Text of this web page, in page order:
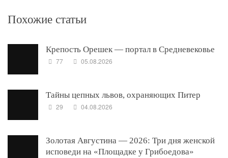
Похожие статьи
Крепость Орешек — портал в Средневековье
77 05.08.2026
Тайны цепных львов, охраняющих Питер
29 04.08.2026
Золотая Августина — 2026: Три дня женской
исповеди на «Площадке у Грибоедова»